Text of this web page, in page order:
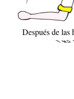
Después de las